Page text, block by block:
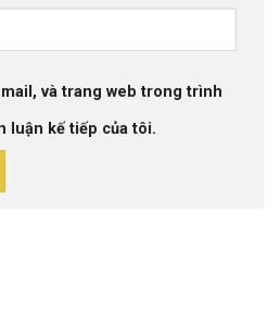
và trang web trong trình
luận kế tiếp của tôi.